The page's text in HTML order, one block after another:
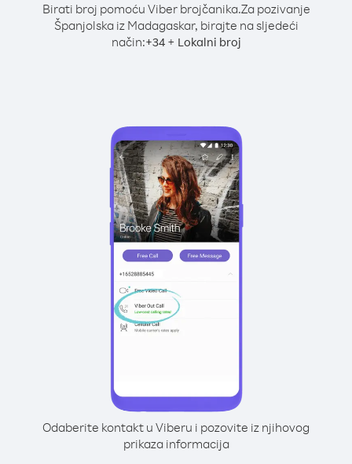
Birati broj pomoću Viber brojčanika.Za pozivanje
Španjolska iz Madagaskar, birajte na sljedeći
način:+34+ Lokalni broj
Odaberite kontakt u Viberu i pozovite iz njihovog
prikaza informacija